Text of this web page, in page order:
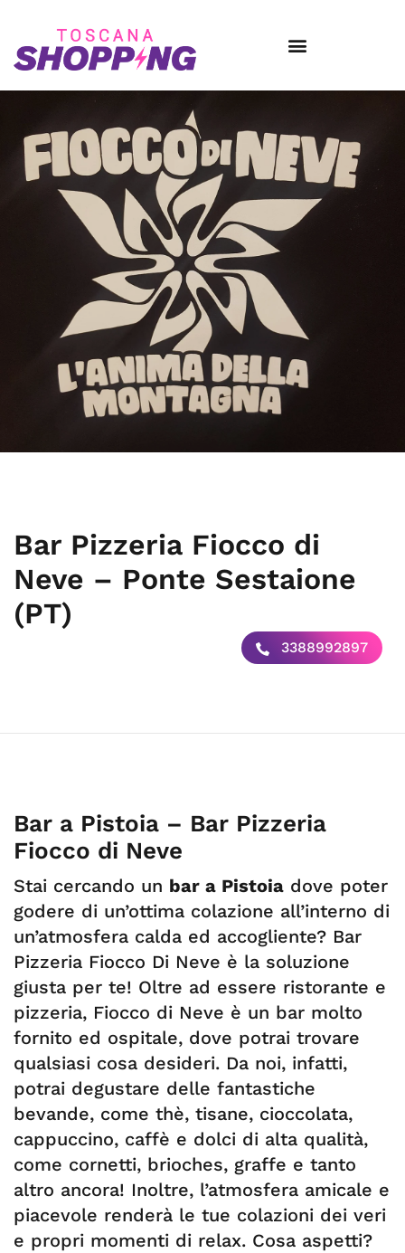
Bar Pizzeria Fiocco di
Neve – Ponte Sestaione
(PT)
3388992897
Bar a Pistoia – Bar Pizzeria
Fiocco di Neve
Stai cercando un bar a Pistoia dove poter
godere di un’ottima colazione all’interno di
un’atmosfera calda ed accogliente? Bar
Pizzeria Fiocco Di Neve è la soluzione
giusta per te! Oltre ad essere ristorante e
pizzeria, Fiocco di Neve è un bar molto
fornito ed ospitale, dove potrai trovare
qualsiasi cosa desideri. Da noi, infatti,
potrai degustare delle fantastiche
bevande, come thè, tisane, cioccolata,
cappuccino, caffè e dolci di alta qualità,
come cornetti, brioches, graffe e tanto
altro ancora! Inoltre, l’atmosfera amicale e
piacevole renderà le tue colazioni dei veri
e propri momenti di relax. Cosa aspetti?